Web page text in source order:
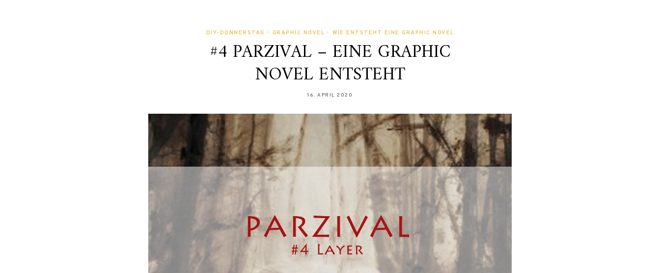
DIY-DONNERSTAG • GRAPHIC NOVEL • WIE ENTSTEHT EINE GRAPHIC NOVEL
#4 PARZIVAL – EINE GRAPHIC
NOVEL ENTSTEHT
16. APRIL 2020